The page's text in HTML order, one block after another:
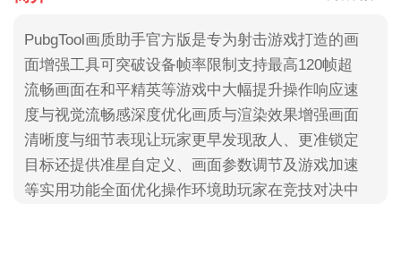
PubgTool画质助手官方版是专为射击游戏打造的画
面增强工具可突破设备帧率限制支持最高120帧超
流畅画面在和平精英等游戏中大幅提升操作响应速
度与视觉流畅感深度优化画质与渲染效果增强画面
清晰度与细节表现让玩家更早发现敌人、更准锁定
目标还提供准星自定义、画面参数调节及游戏加速
等实用功能全面优化操作环境助玩家在竞技对决中